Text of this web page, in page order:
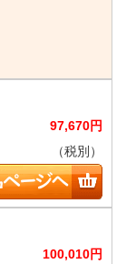
97,670円
（税別）
100,010円